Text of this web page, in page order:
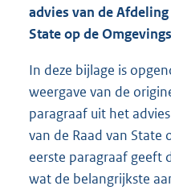
advies van de
State op de
In deze bijlage is
weergave van de
paragraaf uit het
van de Raad van State
eerste paragraaf geeft
wat de belangrijkste